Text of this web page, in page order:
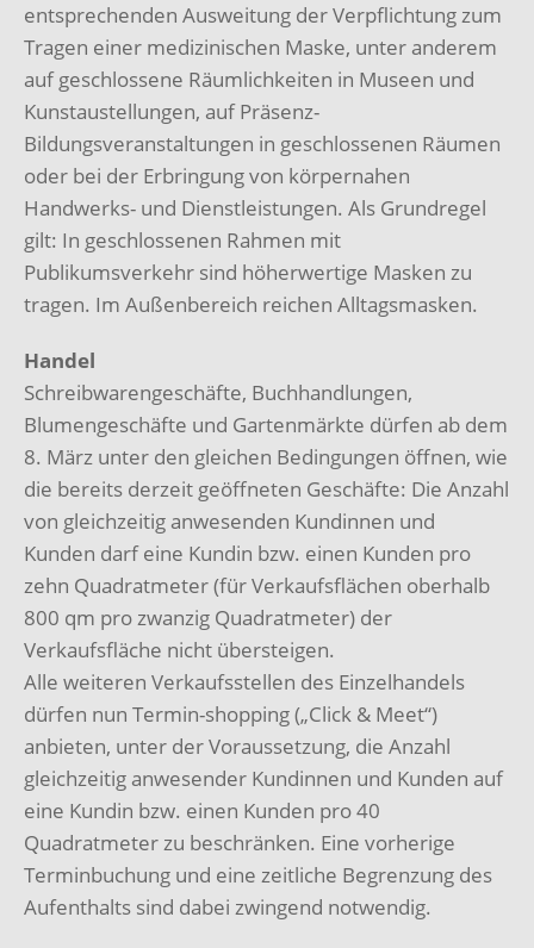
entsprechenden Ausweitung der Verpflichtung zum
Tragen einer medizinischen Maske, unter anderem
auf geschlossene Räumlichkeiten in Museen und
Kunstaustellungen, auf Präsenz-
Bildungsveranstaltungen in geschlossenen Räumen
oder bei der Erbringung von körpernahen
Handwerks- und Dienstleistungen. Als Grundregel
gilt: In geschlossenen Rahmen mit
Publikumsverkehr sind höherwertige Masken zu
tragen. Im Außenbereich reichen Alltagsmasken.
Handel
Schreibwarengeschäfte, Buchhandlungen,
Blumengeschäfte und Gartenmärkte dürfen ab dem
8. März unter den gleichen Bedingungen öffnen, wie
die bereits derzeit geöffneten Geschäfte: Die Anzahl
von gleichzeitig anwesenden Kundinnen und
Kunden darf eine Kundin bzw. einen Kunden pro
zehn Quadratmeter (für Verkaufsflächen oberhalb
800 qm pro zwanzig Quadratmeter) der
Verkaufsfläche nicht übersteigen.
Alle weiteren Verkaufsstellen des Einzelhandels
dürfen nun Termin-shopping („Click & Meet“)
anbieten, unter der Voraussetzung, die Anzahl
gleichzeitig anwesender Kundinnen und Kunden auf
eine Kundin bzw. einen Kunden pro 40
Quadratmeter zu beschränken. Eine vorherige
Terminbuchung und eine zeitliche Begrenzung des
Aufenthalts sind dabei zwingend notwendig.